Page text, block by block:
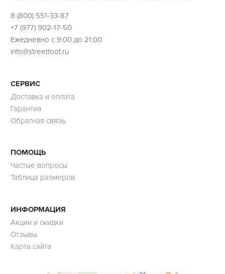
8 (800) 551-33-87
+7 (977) 902-17-50
Ежедневно с 9:00 до 21:00
info@streetfoot.ru
СЕРВИС
Доставка и оплата
Гарантия
Обратная связь
ПОМОЩЬ
Частые вопросы
Таблица размеров
ИНФОРМАЦИЯ
Акции и скидки
Отзывы
Карта сайта